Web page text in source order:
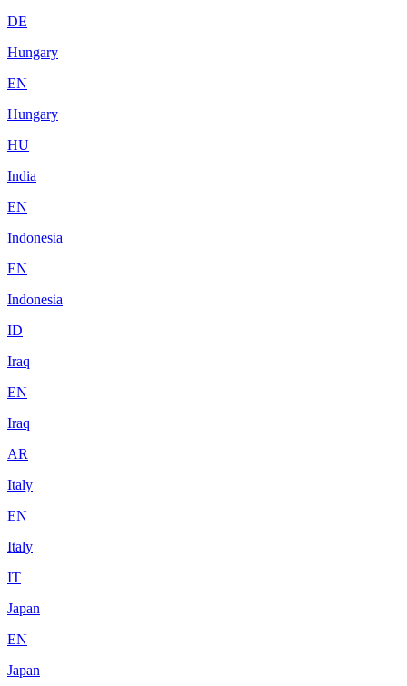
DE
Hungary
EN
Hungary
HU
India
EN
Indonesia
EN
Indonesia
ID
Iraq
EN
Iraq
AR
Italy
EN
Italy
IT
Japan
EN
Japan